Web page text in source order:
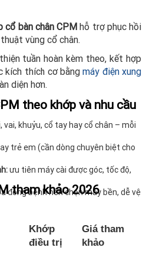
cổ bàn chân CPM hỗ trợ phục hồi
vùng cổ chân.
tuần hoàn kèm theo, kết hợp
kích thích cơ bằngmáy điện xung
diện hơn.
theo khớp và nhu cầu
vai, khuỷu, cổ tay hay cổ chân – mỗi
trẻ em (cần dòng chuyên biệt cho
ưu tiên máy cài được góc, tốc độ,
đông bệnh nên chọn máy bền, dễ vệ
tham khảo 2026
Khớp
điều trị
Giá tham
khảo